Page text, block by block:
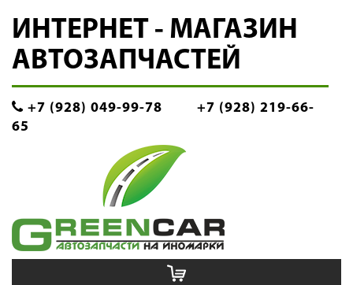
ИНТЕРНЕТ - МАГАЗИН
АВТОЗАПЧАСТЕЙ
+7 (928) 049-99-78
+7 (928) 219-66-
65